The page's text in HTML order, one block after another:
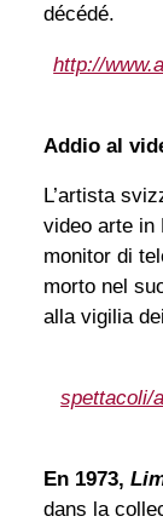
décédé.
http://
Addio al
L’artista
video arte in
monitor di
morto nel
alla vigilia
spettacoli/
En 1973,
dans la